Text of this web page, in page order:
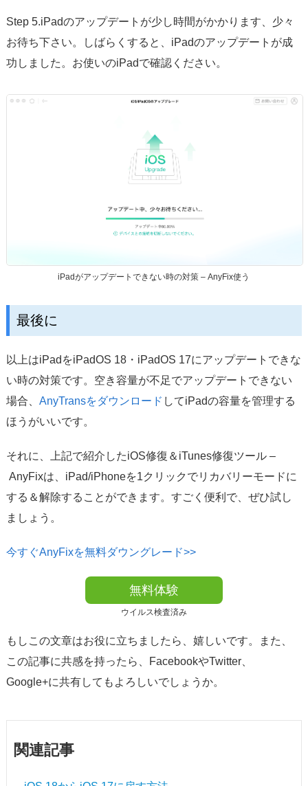
Step 5.iPadのアップデートが少し時間がかかります、少々
お待ち下さい。しばらくすると、iPadのアップデートが成
功しました。お使いのiPadで確認ください。
iPadがアップデートできない時の対策 – AnyFix使う
最後に
以上はiPadをiPadOS 18・iPadOS 17にアップデートできな
い時の対策です。空き容量が不足でアップデートできない
場合、 AnyTransをダウンロード してiPadの容量を管理する
ほうがいいです。
それに、上記で紹介したiOS修復＆iTunes修復ツール –
AnyFixは、iPad/iPhoneを1クリックでリカバリーモードに
する＆解除することができます。すごく便利で、ぜひ試し
ましょう。
今すぐAnyFixを無料ダウングレード>>
無料体験
ウイルス検査済み
もしこの文章はお役に立ちましたら、嬉しいです。また、
この記事に共感を持ったら、FacebookやTwitter、
Google+に共有してもよろしいでしょうか。
関連記事